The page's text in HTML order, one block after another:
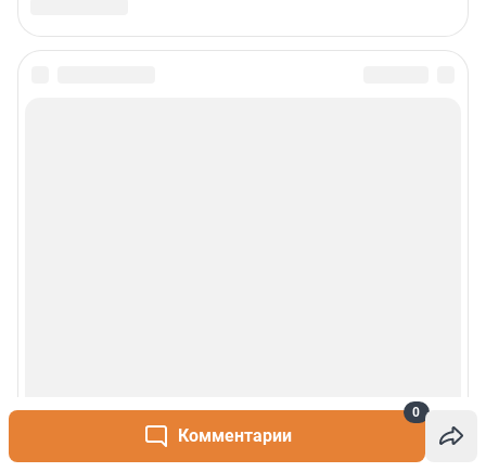
Комментарии
0